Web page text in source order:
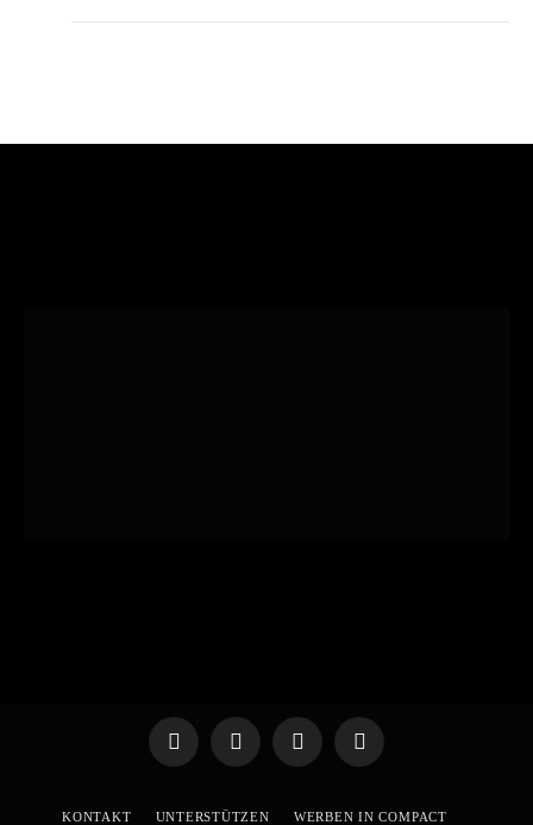
TelegramWhatsApp
X
YouTube
KONTAKT UNTERSTÜTZEN WERBEN IN COMPACT